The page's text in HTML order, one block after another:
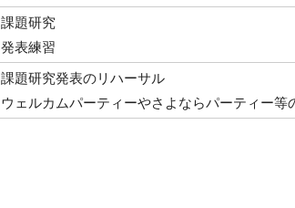
課題研究
発表練習
課題研究発表のリハーサル
ウェルカムパーティーやさよならパーティー等